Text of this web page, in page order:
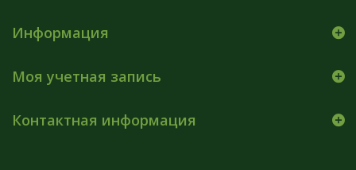
Информация
Моя учетная запись
Контактная информация